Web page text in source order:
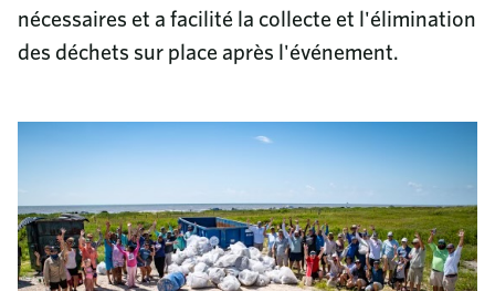
nécessaires et a facilité la collecte et l'élimination
des déchets sur place après l'événement.